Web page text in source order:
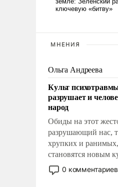
МНЕНИЯ
Ольга Андреева
Культ
разрушает и
народ
Обиды на этот
разрушающий нас,
хрупких и ранимых,
становятся новым
постепенно
отменяя
0 комментариев